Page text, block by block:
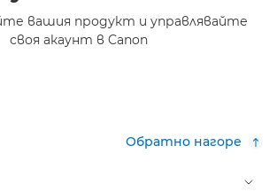
вашия продукт и управлявайте
своя акаунт в Canon
Обратно нагоре